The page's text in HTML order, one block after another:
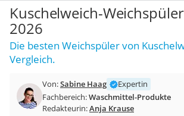
Rollator
Braun Rasierer
Katzenklappe (Chip)
Rasierer
Masturbator
Epilierer
Reisehaartrockner
Kuschelweich-
2026
Die besten Weichspüler von
Vergleich.
Von:Sabine Haag
Expertin
Fachbereich:Waschmittel-Produkte
Redakteurin:Anja Krause